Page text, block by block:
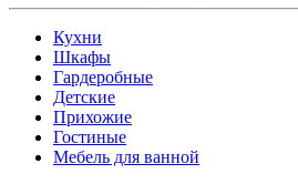
Кухни
Шкафы
Гардеробные
Детские
Прихожие
Гостиные
Мебель для ванной